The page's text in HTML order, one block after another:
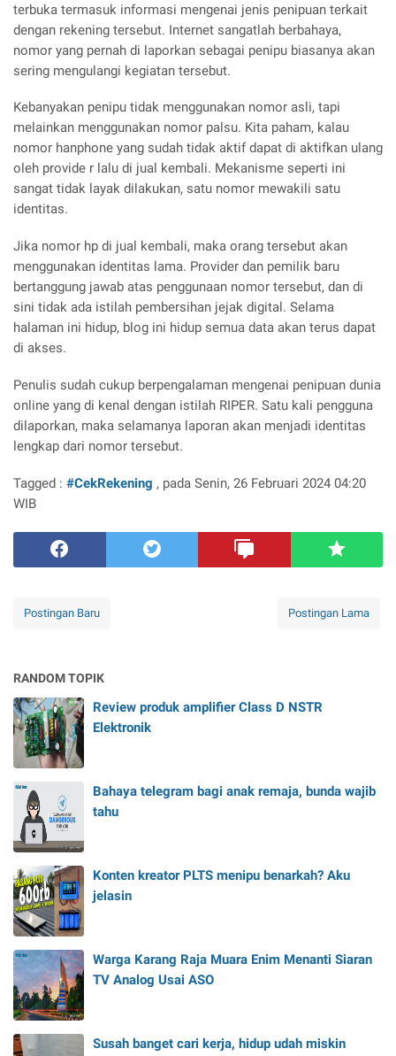
terbuka termasuk informasi mengenai jenis penipuan terkait
dengan rekening tersebut. Internet sangatlah berbahaya,
nomor yang pernah di laporkan sebagai penipu biasanya akan
sering mengulangi kegiatan tersebut.
Kebanyakan penipu tidak menggunakan nomor asli, tapi
melainkan menggunakan nomor palsu. Kita paham, kalau
nomor hanphone yang sudah tidak aktif dapat di aktifkan ulang
oleh provide r lalu di jual kembali. Mekanisme seperti ini
sangat tidak layak dilakukan, satu nomor mewakili satu
identitas.
Jika nomor hp di jual kembali, maka orang tersebut akan
menggunakan identitas lama. Provider dan pemilik baru
bertanggung jawab atas penggunaan nomor tersebut, dan di
sini tidak ada istilah pembersihan jejak digital. Selama
halaman ini hidup, blog ini hidup semua data akan terus dapat
di akses.
Penulis sudah cukup berpengalaman mengenai penipuan dunia
online yang di kenal dengan istilah RIPER. Satu kali pengguna
dilaporkan, maka selamanya laporan akan menjadi identitas
lengkap dari nomor tersebut.
Tagged : #CekRekening , pada Senin, 26 Februari 2024 04:20
WIB
Postingan Baru Postingan Lama
RANDOM TOPIK
Review produk amplifier Class D NSTR
Elektronik
Bahaya telegram bagi anak remaja, bunda wajib
tahu
Konten kreator PLTS menipu benarkah? Aku
jelasin
Warga Karang Raja Muara Enim Menanti Siaran
TV Analog Usai ASO
Susah banget cari kerja, hidup udah miskin